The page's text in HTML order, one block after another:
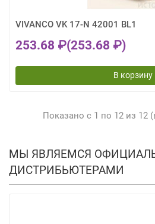
VIVANCO VK 17-N 42001 BL1
253.68 ₽(253.68 ₽)
В корзину
Показано с 1 по 12 из 12
МЫ ЯВЛЯЕМСЯ
ДИСТРИБЬЮТЕРАМИ